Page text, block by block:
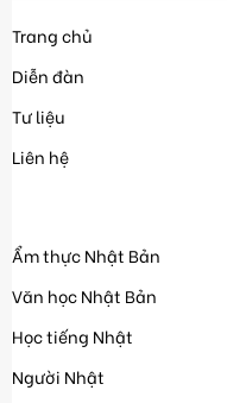
Trang chủ
Diễn đàn
Tư liệu
Liên hệ
Ẩm thực Nhật Bản
Văn học Nhật Bản
Học tiếng Nhật
Người Nhật